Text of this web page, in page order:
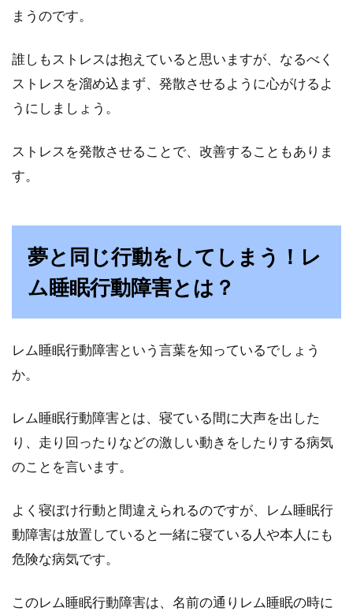
まうのです。
誰しもストレスは抱えていると思いますが、なるべく
ストレスを溜め込まず、発散させるように心がけるよ
うにしましょう。
ストレスを発散させることで、改善することもありま
す。
夢と同じ行動をしてしまう！レ
ム睡眠行動障害とは？
レム睡眠行動障害という言葉を知っているでしょう
か。
レム睡眠行動障害とは、寝ている間に大声を出した
り、走り回ったりなどの激しい動きをしたりする病気
のことを言います。
よく寝ぼけ行動と間違えられるのですが、レム睡眠行
動障害は放置していると一緒に寝ている人や本人にも
危険な病気です。
このレム睡眠行動障害は、名前の通りレム睡眠の時に